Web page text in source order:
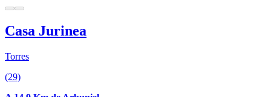
Casa Jurinea
Torres
(29)